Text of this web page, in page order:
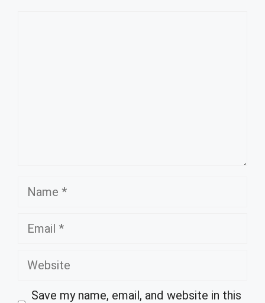
Name
Email
Website
Save my name, email, and website in this